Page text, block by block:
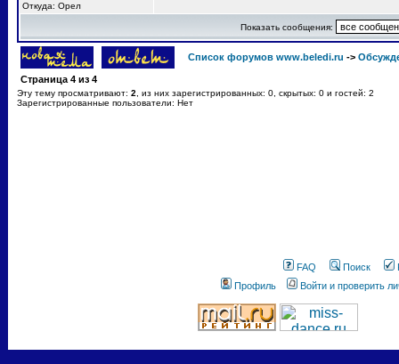
Откуда: Орел
Показать сообщения:
Список форумов www.beledi.ru ->
Страница 4 из 4
Эту тему просматривают: 2 , из них зарегистрированных: 0, скрытых: 0 и гостей: 2
Зарегистрированные пользователи: Нет
FAQ Поиск
Профиль
Войти и проверить